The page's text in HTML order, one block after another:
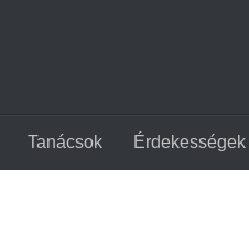
Tanácsok Érdekességek